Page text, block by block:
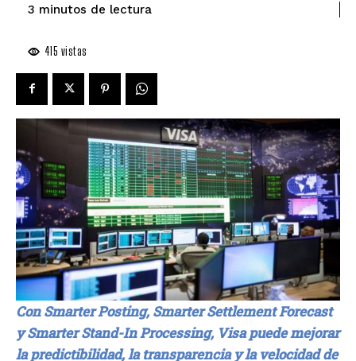
3 minutos de lectura
415 vistas
Con Smarter Posting, Smarter Settlement Forecast
y Smarter Stand-In Processing, Visa puede mejorar
la predictibilidad, la transparencia y la velocidad de